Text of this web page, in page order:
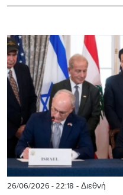
26/06/2026 - 22:18 - Διεθνή